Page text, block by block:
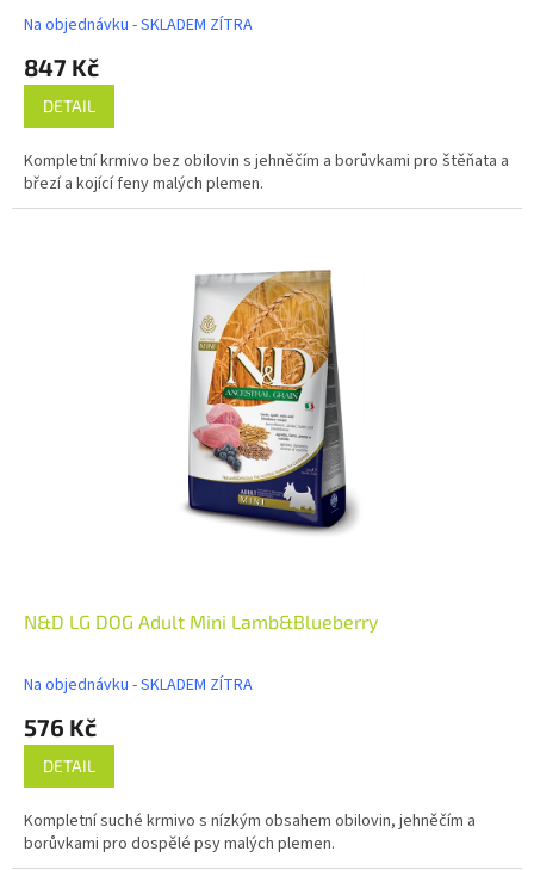
Na objednávku - SKLADEM ZÍTRA
847 Kč
DETAIL
Kompletní krmivo bez obilovin s jehněčím a borůvkami pro štěňata a
březí a kojící feny malých plemen.
N&D LG DOG Adult Mini Lamb&Blueberry
Na objednávku - SKLADEM ZÍTRA
576 Kč
DETAIL
Kompletní suché krmivo s nízkým obsahem obilovin, jehněčím a
borůvkami pro dospělé psy malých plemen.